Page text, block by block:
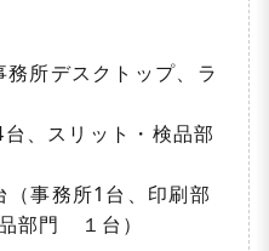
所デスクトップ、ラ
、スリット・検品部
事務所1台、印刷部
部門 １台）